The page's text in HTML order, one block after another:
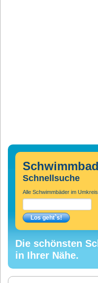
Schwimmbad
Schnellsuche
Alle Schwimmbäder im
Die schönsten
in Ihrer Nähe.